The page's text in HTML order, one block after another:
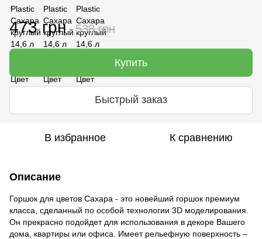
+
473 грн 538 грн
Купить
Быстрый заказ
В избранное К сравнению
Описание
Горшок для цветов Сахара - это новейший горшок премиум
класса, сделанный по особой технологии 3D моделирования.
Он прекрасно подойдет для использования в декоре Вашего
дома, квартиры или офиса. Имеет рельефную поверхность –